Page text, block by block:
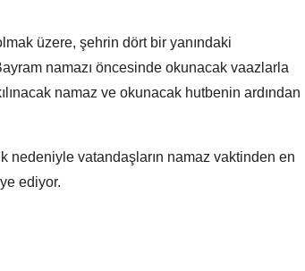
üzere, şehrin dört bir yanındaki
namazı öncesinde okunacak vaazlarla
namaz ve okunacak hutbenin ardından
nedeniyle vatandaşların namaz vaktinden en
ediyor.